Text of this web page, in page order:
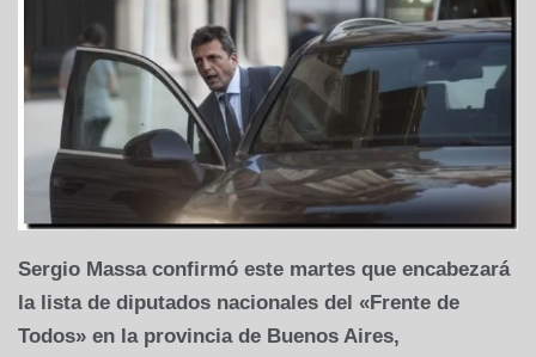
Sergio Massa confirmó este martes que encabezará
la lista de diputados nacionales del «Frente de
Todos» en la provincia de Buenos Aires,